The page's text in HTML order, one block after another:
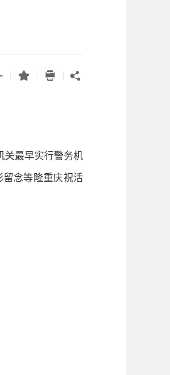
  
关最早实行警务机
留念等隆重庆祝活